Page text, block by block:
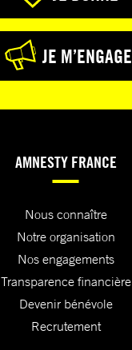
JE M’ENGAGE
AMNESTY FRANCE
Nous connaître
Notre organisation
Nos engagements
Transparence financière
Devenir bénévole
Recrutement